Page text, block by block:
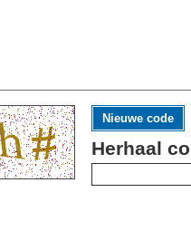
Nieuwe code
Herhaal